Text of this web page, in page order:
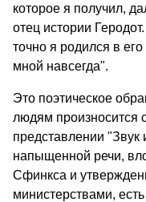
которое я получил,
отец истории
точно я родился в
мной навсегда".
Это поэтическое
людям произносится
представлении "Звук
напыщенной речи,
Сфинкса и
министерствами,